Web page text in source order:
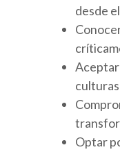
desde
Aceptar
Optar